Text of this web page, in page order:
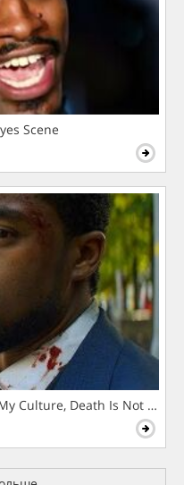
Scene
Culture, Death Is Not The